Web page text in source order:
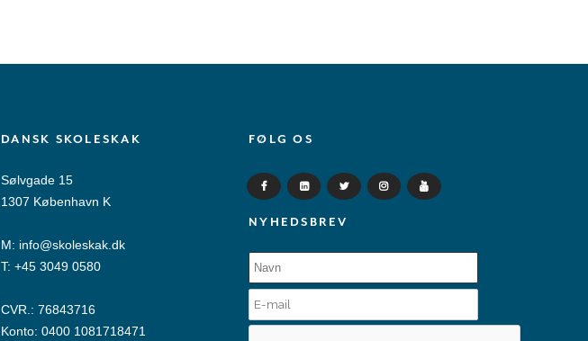
DANSK SKOLESKAK
Sølvgade 15
1307 København K
M: info@skoleskak.dk
T: +45 3049 0580
CVR.: 76843716
Konto: 0400 1081718471
FØLG OS
NYHEDSBREV